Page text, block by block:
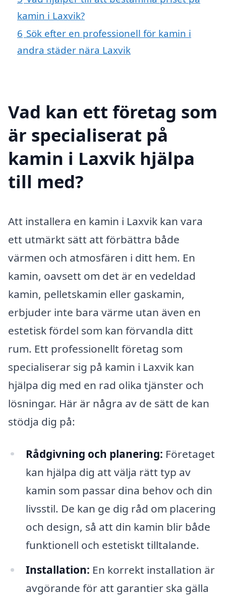
kamin i Laxvik?
6 Sök efter en professionell för kamin i
andra städer nära Laxvik
Vad kan ett företag som
är specialiserat på
kamin i Laxvik hjälpa
till med?
Att installera en kamin i Laxvik kan vara
ett utmärkt sätt att förbättra både
värmen och atmosfären i ditt hem. En
kamin, oavsett om det är en vedeldad
kamin, pelletskamin eller gaskamin,
erbjuder inte bara värme utan även en
estetisk fördel som kan förvandla ditt
rum. Ett professionellt företag som
specialiserar sig på kamin i Laxvik kan
hjälpa dig med en rad olika tjänster och
lösningar. Här är några av de sätt de kan
stödja dig på:
Rådgivning och planering: Företaget
kan hjälpa dig att välja rätt typ av
kamin som passar dina behov och din
livsstil. De kan ge dig råd om placering
och design, så att din kamin blir både
funktionell och estetiskt tilltalande.
Installation: En korrekt installation är
avgörande för att garantier ska gälla